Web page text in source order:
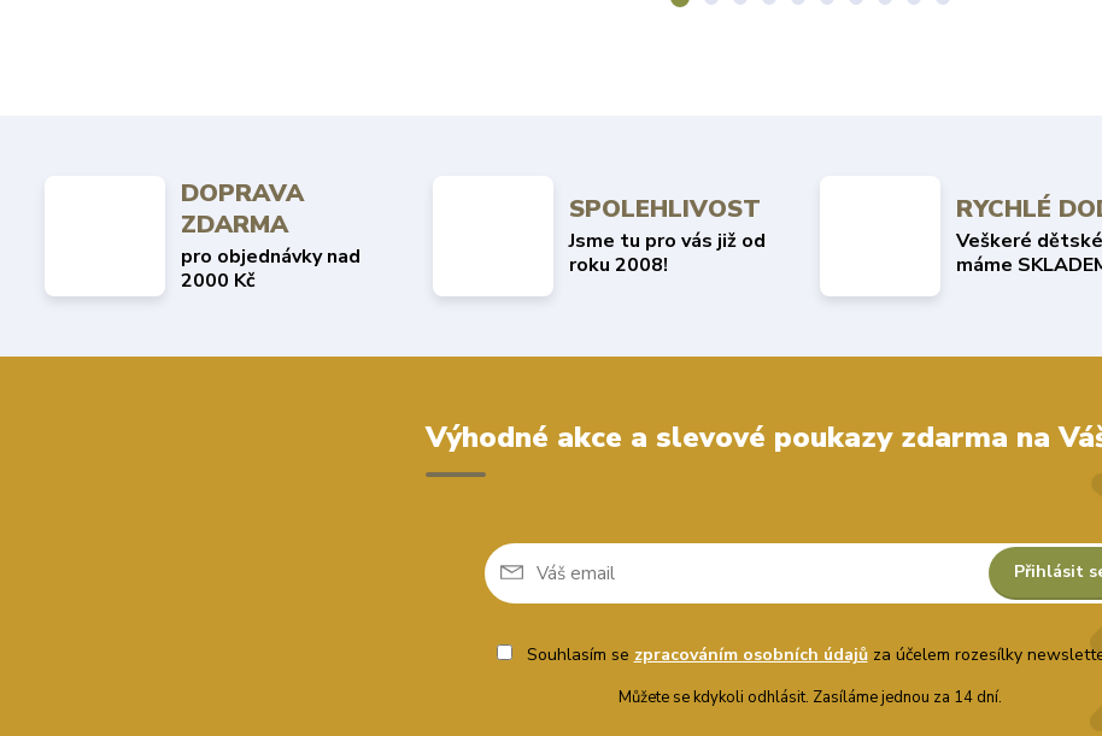
DOPRAVA
ZDARMA
pro objednávky nad
2000 Kč
SPOLEHLIVOST
Jsme tu pro vás již od
roku 2008!
RYCHLÉ
Veškeré
máme
Výhodné akce a slevové poukazy zdarma na
Přihlásit
Souhlasím se zpracováním osobních údajůza účelem rozesílky
Můžete se kdykoli odhlásit. Zasíláme jednou za 14 dní.